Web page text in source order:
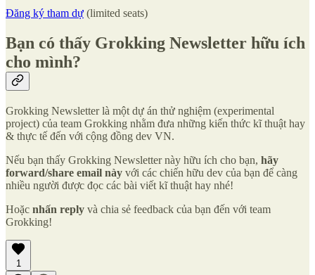
Đăng ký tham dự (limited seats)
Bạn có thấy Grokking Newsletter hữu ích
cho mình?
Grokking Newsletter là một dự án thử nghiệm (experimental
project) của team Grokking nhằm đưa những kiến thức kĩ thuật hay
& thực tế đến với cộng đồng dev VN.
Nếu bạn thấy Grokking Newsletter này hữu ích cho bạn, hãy
forward/share email này với các chiến hữu dev của bạn để càng
nhiều người được đọc các bài viết kĩ thuật hay nhé!
Hoặc nhấn reply và chia sẻ feedback của bạn đến với team
Grokking!
1